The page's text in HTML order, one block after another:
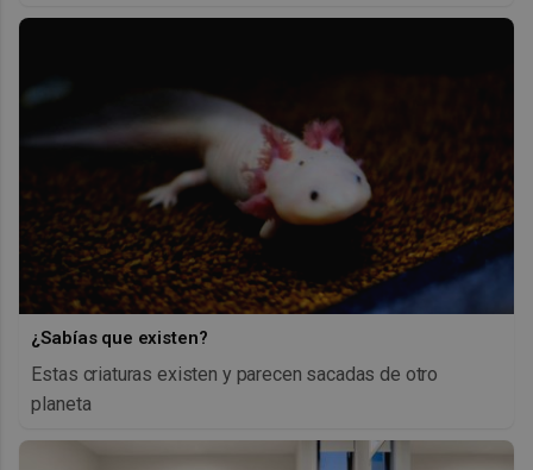
¿Sabías que existen?
Estas criaturas existen y parecen sacadas de otro
planeta